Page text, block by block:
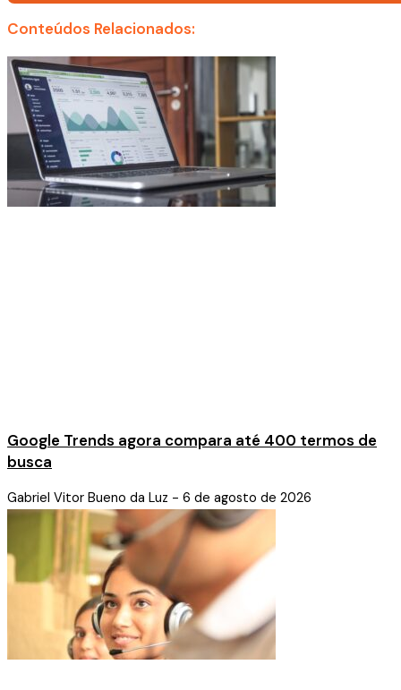
Conteúdos Relacionados:
Google Trends agora compara até 400 termos de
busca
Gabriel Vitor Bueno da Luz 6 de agosto de 2026